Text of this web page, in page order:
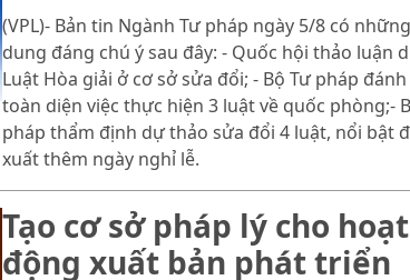
(VPL)- Bản tin Ngành Tư pháp ngày 5/8 có
dung đáng chú ý sau đây: - Quốc hội thảo luận
Luật Hòa giải ở cơ sở sửa đổi; - Bộ Tư pháp
toàn diện việc thực hiện 3 luật về quốc phòng;-
pháp thẩm định dự thảo sửa đổi 4 luật, nổi bật
xuất thêm ngày nghỉ lễ.
Tạo cơ sở pháp lý cho hoạt
động xuất bản phát triển